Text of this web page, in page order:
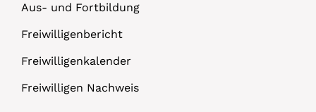
Aus- und Fortbildung
Freiwilligenbericht
Freiwilligenkalender
Freiwilligen Nachweis